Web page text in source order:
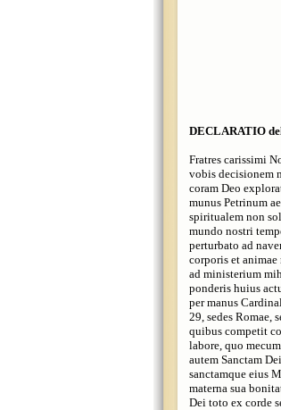
DECLARATIO
Fratres carissimi
vobis decisionem
coram Deo
munus Petrinum
spiritualem non
mundo nostri
perturbato ad
corporis et
ad ministerium
ponderis huius
per manus
29, sedes Romae,
quibus competit
labore, quo
autem Sanctam
sanctamque eius
materna sua
Dei toto ex corde